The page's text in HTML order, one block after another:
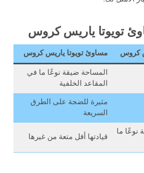
تويوتا ياريس كروس
كروس مساوئ تويوتا ياريس كروس
المساحة ضيقة نوعًا ما في
المقاعد الخلفية
مثيرة للضجة على الطرق
السريعة
نوعًا ما
قيادتها أقل متعة من غيرها